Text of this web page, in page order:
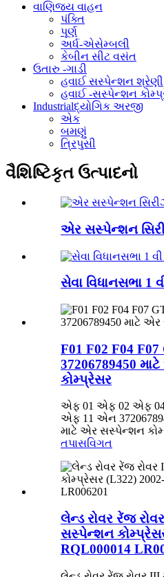
વાણિજ્ય વાહન
પંક્તિ
પૂર્ણ
અર્ધ-એસેમ્બલી
કેબીન સીટ વસંત
ઉતારુ -ગાડી
હવાઈ ​​સસ્પેન્શન શ્રેણી
હવાઈ ​​-સસ્પેન્શન
Industrialદ્યોગિક અરજી
એક
બમણું
ત્રિપુસી
વૈશિષ્ટિકૃત ઉત્પાદનો
એર સસ્પેન્શન
સેવા વિધાનસભા 1
F01 F02 F04 F07
37206789450
કોમ્પ્રેસર
એફ 01 એફ 02 એફ
એફ 11 એન
માટે એર સસ્પેન્શન
તપાસવિગત
લેન્ડ રોવર રેંજ
સસ્પેન્શન
RQL000014